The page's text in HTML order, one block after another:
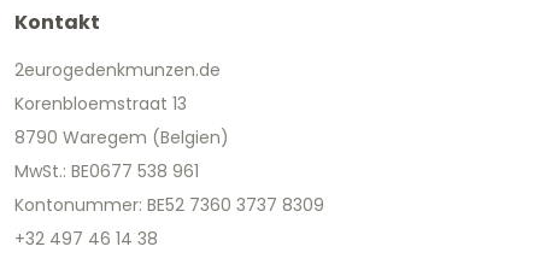
Kontakt
2eurogedenkmunzen.de
Korenbloemstraat 13
8790 Waregem (Belgien)
MwSt.: BE0677 538 961
Kontonummer: BE52 7360 3737 8309
+32 497 46 14 38